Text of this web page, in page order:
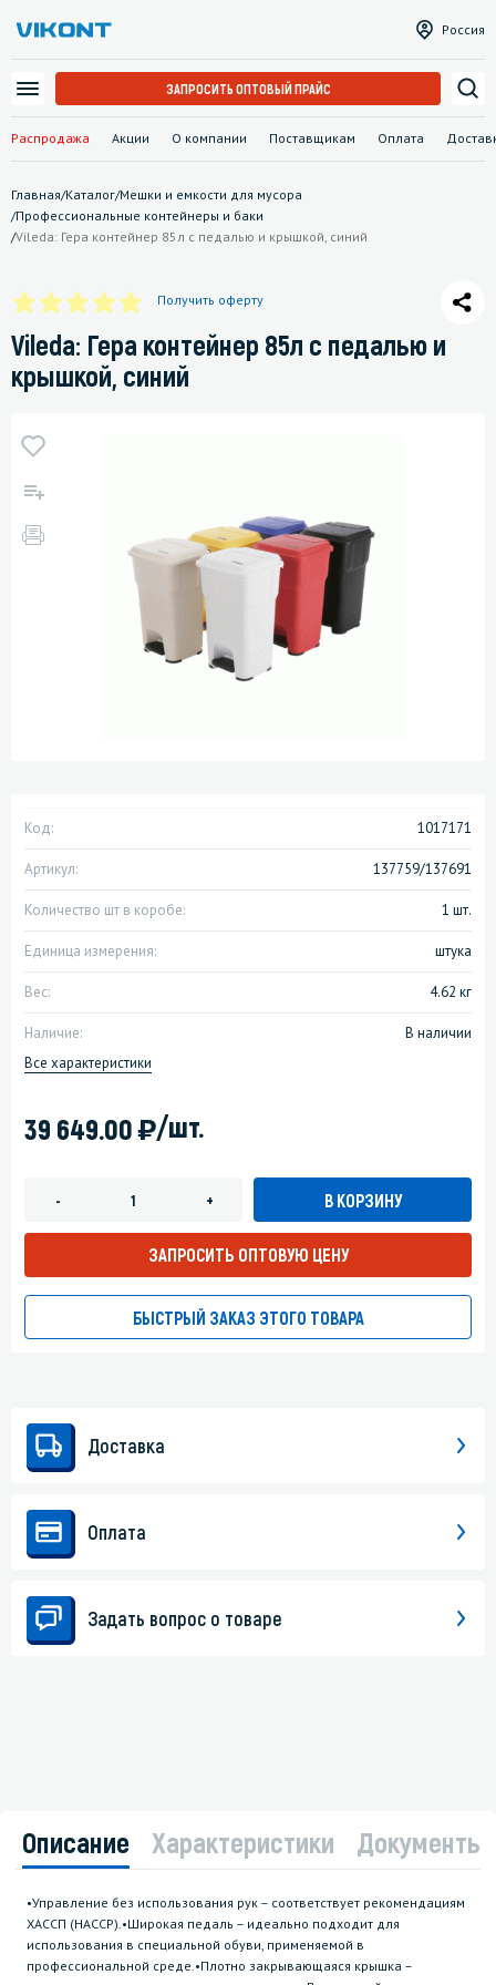
Распродажа Акции О компании Поставщикам Оплата
Россия
ЗАПРОСИТЬ ОПТОВЫЙ ПРАЙС
Главная/Каталог/Мешки и емкости для мусора
/Профессиональные контейнеры и баки
/Vileda: Гера контейнер 85л с педалью и крышкой, синий
Получить оферту
Vileda: Гера контейнер 85л с педалью и
крышкой, синий
Код: 1017171
Артикул: 137759/137691
Количество шт в коробе: 1 шт.
Единица измерения: штука
Вес: 4.62 кг
Наличие:
В наличии
Все характеристики
39 649.00)/шт.
- + В КОРЗИНУ
ЗАПРОСИТЬ ОПТОВУЮ ЦЕНУ
БЫСТРЫЙ ЗАКАЗ ЭТОГО ТОВАРА
Доставка
Оплата
Задать вопрос о товаре
Описание Характеристики Документы
•Управление без использования рук – соответствует рекомендациям
ХАССП (HACCP).•Широкая педаль – идеально подходит для
использования в специальной обуви, применяемой в
профессиональной среде.•Плотно закрывающаяся крышка –